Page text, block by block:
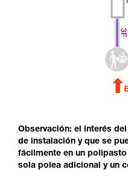
Observación: el interés
de instalación y que se
fácilmente en un
sola polea adicional y un